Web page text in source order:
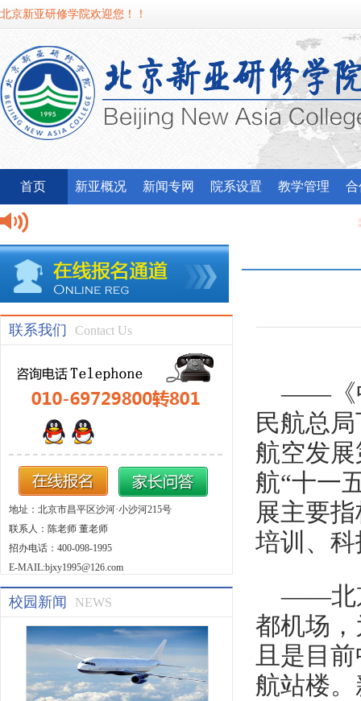
北京新亚研修学院欢迎您！！
首页 新亚概况 新闻专网 院系设置 教学管理
北京
联系我们 Contact Us
地址：北京市昌平区沙河·小沙河215号
联系人：陈老师 董老师
招办电话：400-098-1995
E-MAIL:bjxy1995@126.com
校园新闻 NEWS
——《
民航总
航空发
航“十一
展主要
培训、
——北
都机场
且是目
航站楼